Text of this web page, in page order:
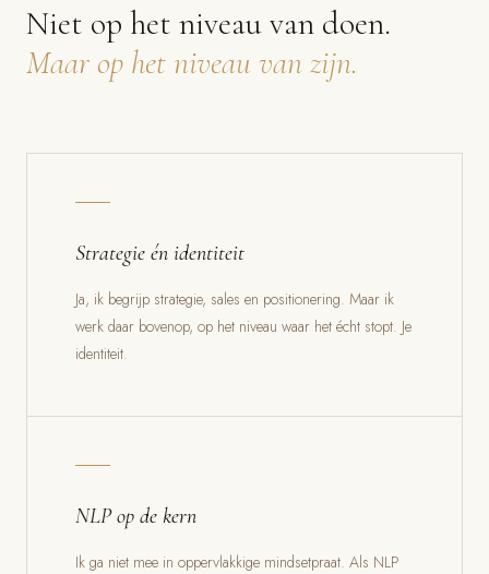
Niet op het niveau van doen.
Maar op het niveau van zijn.
Strategie én identiteit
Ja, ik begrijp strategie, sales en positionering. Maar ik
werk daar bovenop, op het niveau waar het écht stopt. Je
identiteit.
NLP op de kern
Ik ga niet mee in oppervlakkige mindsetpraat. Als NLP